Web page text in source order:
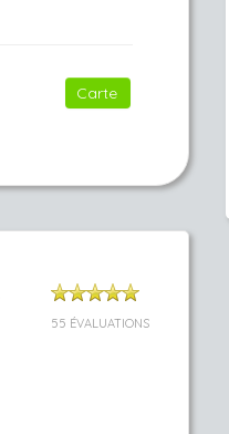
Carte
55 ÉVALUATIONS